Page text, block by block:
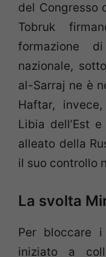
del Congresso
Tobruk
formazione
nazionale,
al-Sarraj ne è
Haftar,
Libia dell’Est
alleato della
il suo controllo
La svolta
Per bloccare
iniziato a